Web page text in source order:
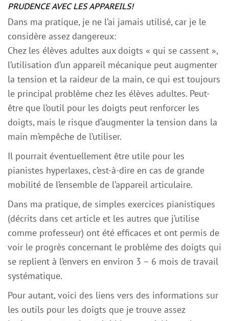
PRUDENCE AVEC LES APPAREILS!
Dans ma pratique, je ne l’ai jamais utilisé, car je le
considère assez dangereux:
Chez les élèves adultes aux doigts « qui se cassent »,
l’utilisation d’un appareil mécanique peut augmenter
la tension et la raideur de la main, ce qui est toujours
le principal problème chez les élèves adultes. Peut-
être que l’outil pour les doigts peut renforcer les
doigts, mais le risque d’augmenter la tension dans la
main m’empêche de l’utiliser.
Il pourrait éventuellement être utile pour les
pianistes hyperlaxes, c’est-à-dire en cas de grande
mobilité de l’ensemble de l’appareil articulaire.
Dans ma pratique, de simples exercices pianistiques
(décrits dans cet article et les autres que j’utilise
comme professeur) ont été efficaces et ont permis de
voir le progrès concernant le problème des doigts qui
se replient à l’envers en environ 3 – 6 mois de travail
systématique.
Pour autant, voici des liens vers des informations sur
les outils pour les doigts que je trouve assez